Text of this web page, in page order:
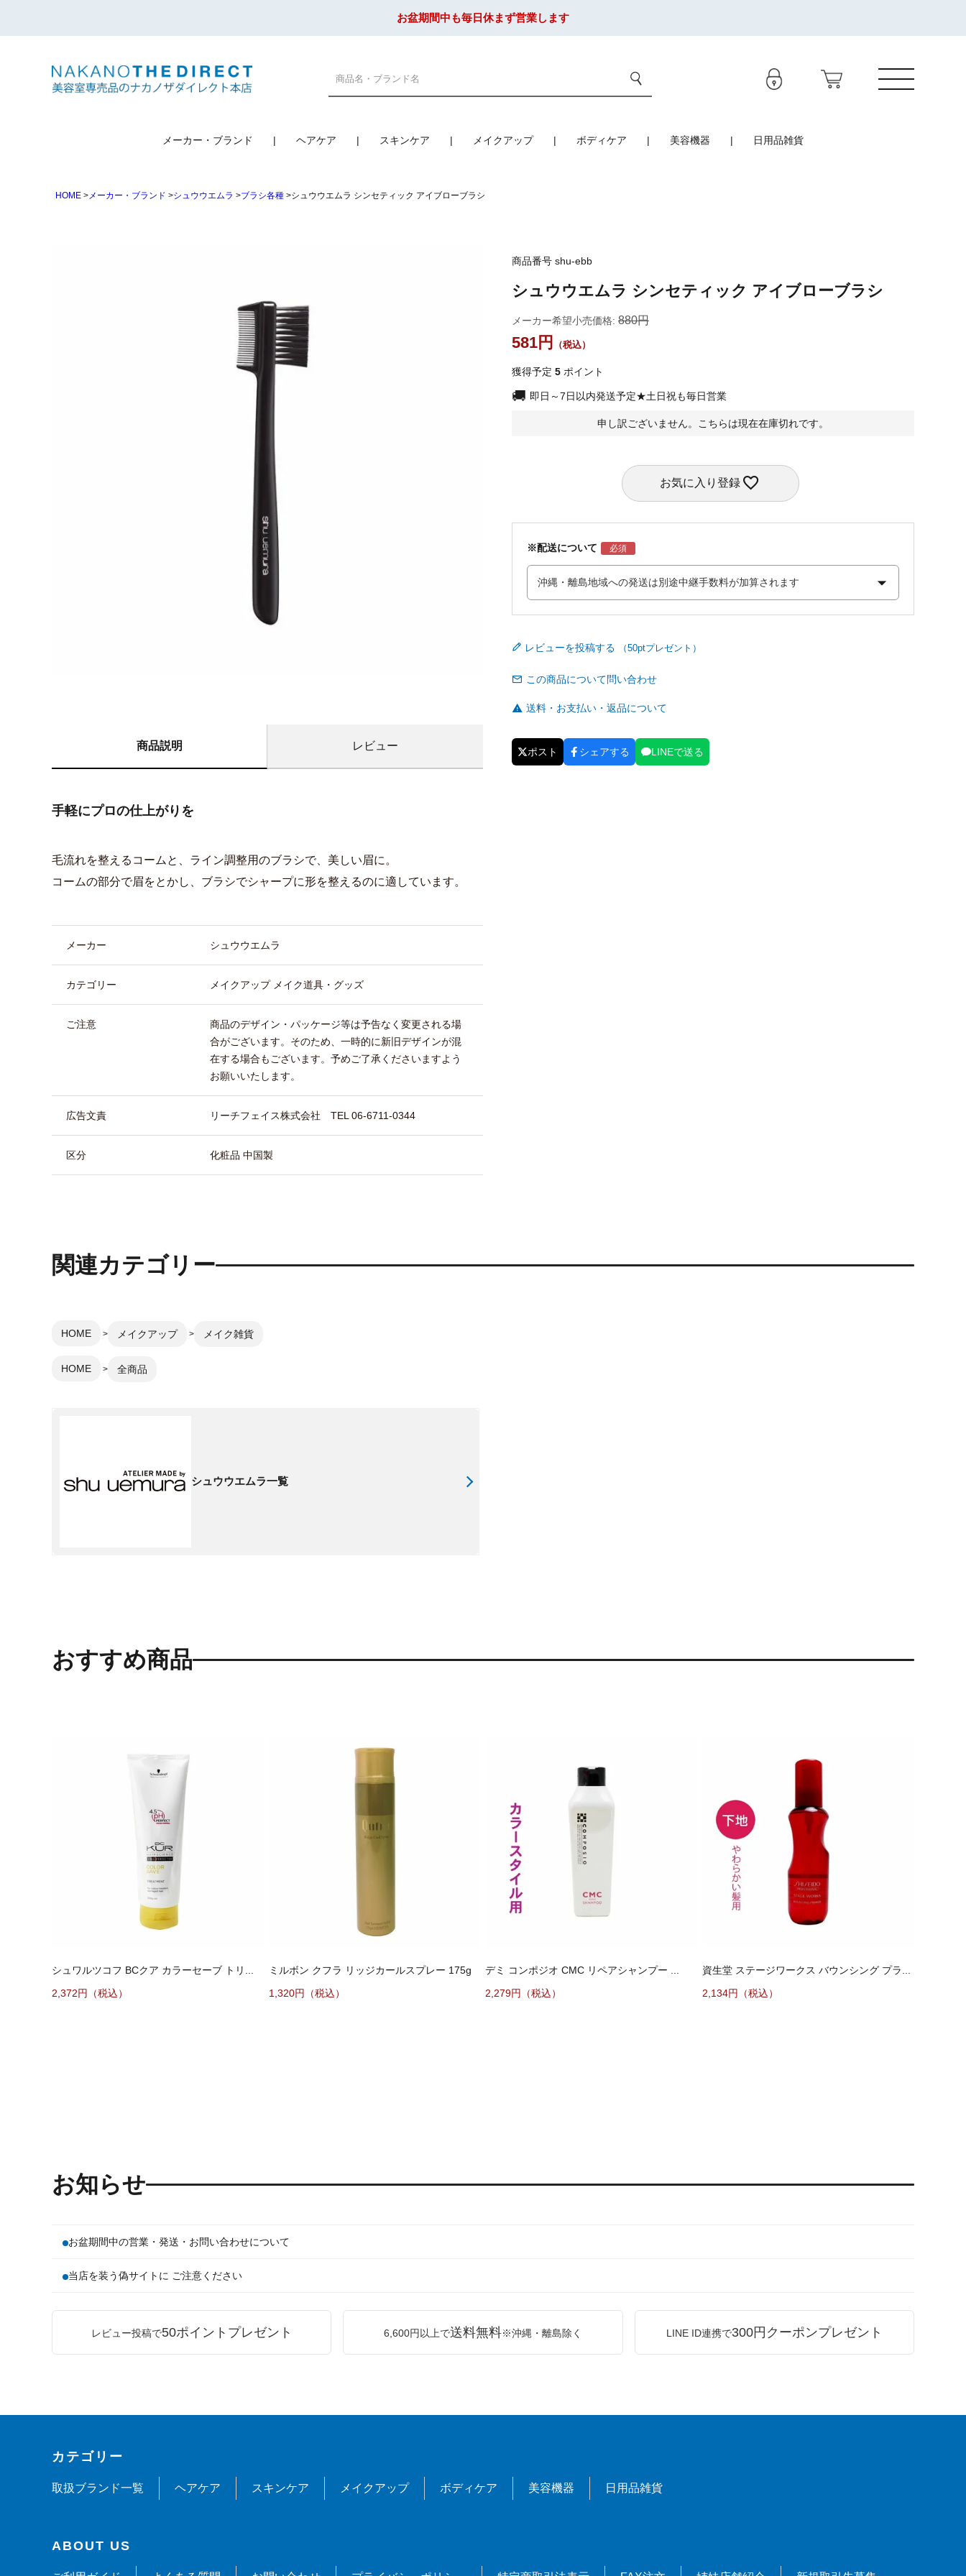
お盆期間中も毎日休まず営業します
メーカー・ブランド ヘアケア スキンケア メイクアップ ボディケア 美容機器 日用品雑貨
HOME メーカー・ブランド シュウウエムラ ブラシ各種 シュウウエムラ シンセティック アイブローブラシ
商品説明 レビュー
手軽にプロの仕上がりを
毛流れを整えるコームと、ライン調整用のブラシで、美しい眉に。
コームの部分で眉をとかし、ブラシでシャープに形を整えるのに適しています。
メーカー シュウウエムラ
カテゴリー メイクアップ メイク道具・グッズ
ご注意
商品のデザイン・パッケージ等は予告なく変更される場
合がございます。そのため、一時的に新旧デザインが混
在する場合もございます。予めご了承くださいますよう
お願いいたします。
広告文責 リーチフェイス株式会社 TEL 06-6711-0344
区分 化粧品 中国製
商品番号 shu-ebb
シュウウエムラ シンセティック アイブローブラシ
メーカー希望小売価格: 880
581
獲得予定 5 ポイント
即日～7日以内発送予定★土日祝も毎日営業
申し訳ございません。こちらは現在在庫切れです。
お気に入り登録
※配送について
レビューを投稿する
この商品について問い合わせ
送料・お支払い・返品について
ポスト シェアする LINEで送る
関連カテゴリー
HOME メイクアップ メイク雑貨
HOME 全商品
シュウウエムラ一覧
おすすめ商品
シュワルツコフ BCクア カラーセーブ トリ...
2,372円（税込）
ミルボン クフラ リッジカールスプレー 175g
1,320円（税込）
デミ コンポジオ CMC リペアシャンプー ...
2,279円（税込）
資生堂 ステージワークス バウンシング プラ...
2,134円（税込）
お知らせ
お盆期間中の営業・発送・お問い合わせについて
当店を装う偽サイトに ご注意ください
レビュー投稿で50ポイントプレゼント 6,600円以上で送料無料※沖縄・離島除く LINE ID連携で300円クーポンプレゼント
カテゴリー
取扱ブランド一覧 ヘアケア スキンケア メイクアップ ボディケア 美容機器 日用品雑貨
ABOUT US